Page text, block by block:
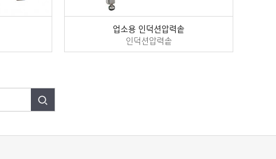
업소용 인덕션압력솥
인덕션압력솥